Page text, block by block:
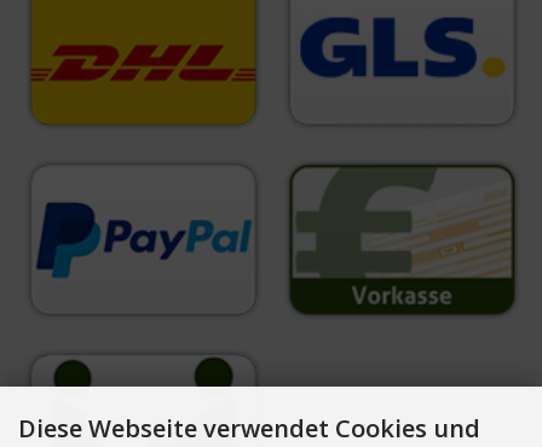
Diese Webseite verwendet Cookies und